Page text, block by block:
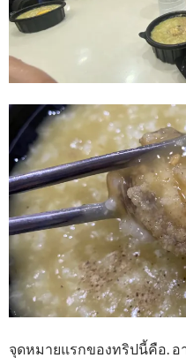
จุดหมายแรกของทริปนี้คือ. อ